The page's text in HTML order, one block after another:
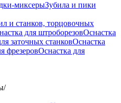
миксерыЗубила и пики
и станков, торцовочных
для штроборезовОснастка
заточных станковОснастка
фрезеровОснастка для
/